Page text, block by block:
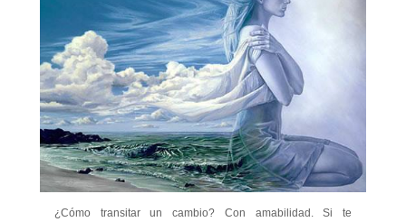
¿Cómo transitar un cambio? Con amabilidad. Si te